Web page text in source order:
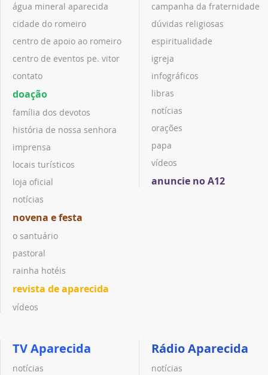
água mineral aparecida
cidade do romeiro
centro de apoio ao romeiro
centro de eventos pe. vitor
contato
doação
família dos devotos
história de nossa senhora
imprensa
locais turísticos
loja oficial
notícias
novena e festa
o santuário
pastoral
rainha hotéis
revista de aparecida
vídeos
campanha da fraternidade
dúvidas religiosas
espiritualidade
igreja
infográficos
libras
notícias
orações
papa
vídeos
anuncie no A12
TV Aparecida
notícias
Rádio Aparecida
notícias